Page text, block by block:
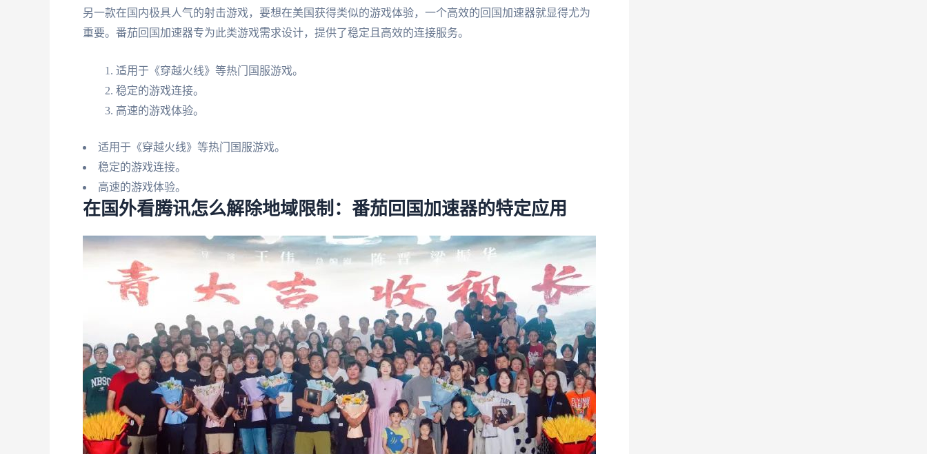
另一款在国内极具人气的射击游戏，要想在美国获得类似的游戏体验，一个高效的回国加速器就显得尤为
重要。番茄回国加速器专为此类游戏需求设计，提供了稳定且高效的连接服务。
适用于《穿越火线》等热门国服游戏。
稳定的游戏连接。
高速的游戏体验。
适用于《穿越火线》等热门国服游戏。
稳定的游戏连接。
高速的游戏体验。
在国外看腾讯怎么解除地域限制：番茄回国加速器的特定应用